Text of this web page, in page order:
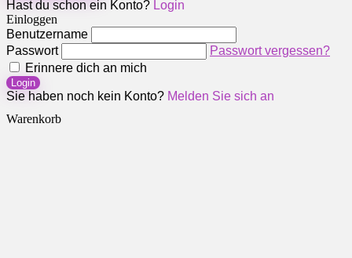
Hast du schon ein Konto? Login
Einloggen
Benutzername
Passwort
Passwort vergessen?
Erinnere dich an mich
Login
Sie haben noch kein Konto? Melden Sie sich an
Warenkorb